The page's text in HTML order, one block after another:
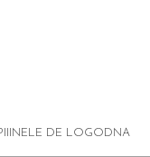
INELE DE LOGODNA